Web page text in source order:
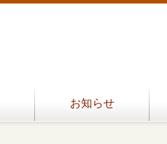
お知らせ